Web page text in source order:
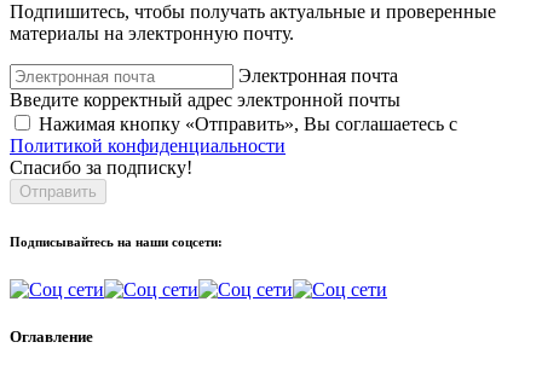
Подпишитесь, чтобы получать актуальные и проверенные
материалы на электронную почту.
Электронная почта
Введите корректный адрес электронной почты
Нажимая кнопку «Отправить», Вы соглашаетесь с
Политикой конфиденциальности
Спасибо за подписку!
Отправить
Подписывайтесь на наши соцсети:
Оглавление